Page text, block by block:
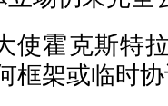
使霍克斯特
框架或临时